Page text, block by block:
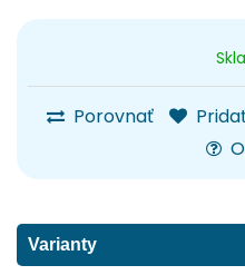
Porovnať
Varianty